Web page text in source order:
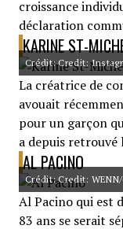
croissance
déclaration
KARINE ST-
Crédit: Credit:
La créatrice de
avouait
pour un garçon
a depuis retrouvé
AL PACINO
Crédit: Credit: WENN/
Al Pacino qui est
83 ans se serait